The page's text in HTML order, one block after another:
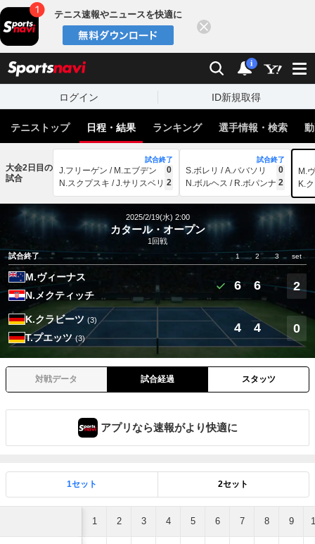
テニス速報やニュースを快適に
検索 通知
i
ログイン ID新規取得
テニストップ 日程・結果 ランキング 選手情報・検索
大会2日目の
試合
試合終了
J.フリーゲン / M.エブデン
0
N.スクプスキ / J.サリスベリ 2
試合終了
S.ボレリ / A.ババソリ
0
N.ボルヘス / R.ボパンナ 2
M.
K.
2025/2/19(水) 2:00
カタール・オープン
1回戦
試合終了
1 2 3 set
M.ヴィーナス
N.メクティッチ
6 6 2
K.クラビーツ (3)
T.プエッツ (3)
4 4 0
対戦データ 試合経過 スタッツ
アプリなら速報がより快適に
1セット 2セット
1 2 3 4 5 6 7 8 9